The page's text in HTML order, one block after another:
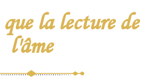
la lecture de
l'âme